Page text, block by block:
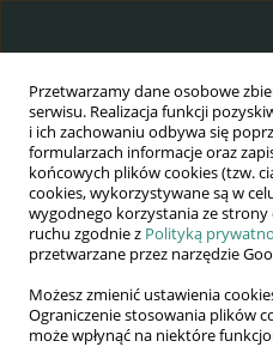
Przetwarzamy dane osobowe
serwisu. Realizacja funkcji
i ich zachowaniu odbywa się
formularzach informacje oraz
końcowych plików cookies (tzw.
cookies, wykorzystywane są w
wygodnego korzystania ze
ruchu zgodnie z Polityką
przetwarzane przez narzędzie
Możesz zmienić ustawienia
Ograniczenie stosowania plików
może wpłynąć na niektóre
Wydawnictwo
AWSGE
Akademia Nauk
WSGE
im. Alcide De Gasperi